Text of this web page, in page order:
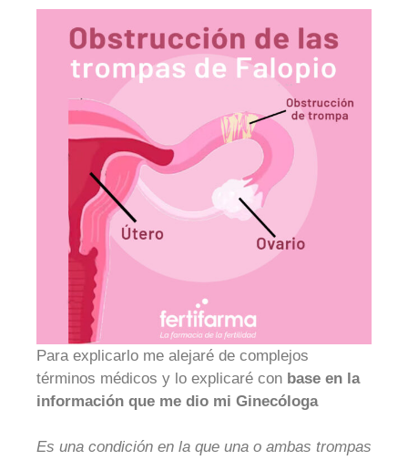
Para explicarlo me alejaré de complejos
términos médicos y lo explicaré con base en la
información que me dio mi Ginecóloga
Es una condición en la que una o ambas trompas